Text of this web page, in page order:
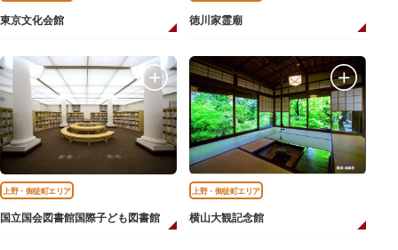
東京文化会館 徳川家霊廟
上野・御徒町エリア
国立国会図書館国際子ども図書館
上野・御徒町エリア
横山大観記念館